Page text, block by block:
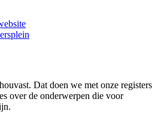
Dat doen we met onze registers
over de onderwerpen die voor